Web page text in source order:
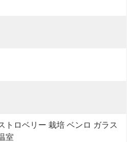
トロベリー 栽培 ベンロ ガラス
室